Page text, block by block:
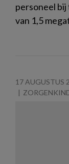
personeel
van 1,5
17 AUGUSTUS